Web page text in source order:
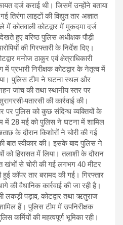
दर्ज कराई थी। जिसमें उन्होंने बताया
तिरंगा लाइटों की विद्युत तार अज्ञात
में कोतवाली कोटद्वार में मुकदमा दर्ज
हुए वरिष्ठ पुलिस अधीक्षक पौड़ी
की गिरफ्तारी के निर्देश दिए।
मनोज ठाकुर एवं क्षेत्राधिकारी
में प्रभारी निरीक्षक कोटद्वार के नेतृत्व में
पुलिस टीम ने घटना स्थल और
जांच की तथा स्थानीय स्तर पर
पतारसी की कार्रवाई की।
पुलिस को कुछ संदिग्ध व्यक्तियों के
में 28 मई को पुलिस ने घटना में शामिल
के दौरान किशोरों ने चोरी की गई
बात स्वीकार की। इसके बाद पुलिस ने
को हिरासत में लिया। तलाशी के दौरान
से चोरी की गई लगभग 40 मीटर
कॉपर तार बरामद की गई। गिरफ्तार
की वैधानिक कार्रवाई की जा रही है।
लकड़ी पड़ाव, कोटद्वार तथा ऋतुराज
हैं। पुलिस टीम में उपनिरीक्षक
कर्मियों की महत्वपूर्ण भूमिका रही।